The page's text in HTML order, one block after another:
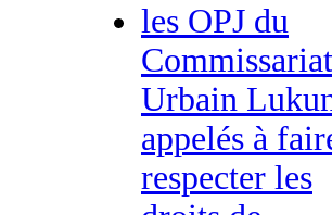
les OPJ du
Commissariat
Urbain
appelés à
respecter les